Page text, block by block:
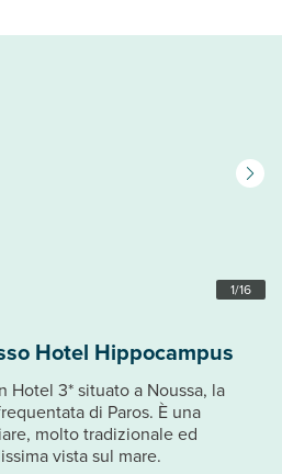
1/16
Hotel Hippocampus
Hotel 3* situato a Noussa, la
di Paros. È una
molto tradizionale ed
vista sul mare.